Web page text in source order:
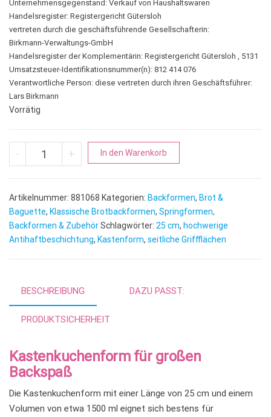
Unternehmensgegenstand: Verkauf von Haushaltswaren
Handelsregister: Registergericht Gütersloh
vertreten durch die geschäftsführende Gesellschafterin:
Birkmann-Verwaltungs-GmbH
Handelsregister der Komplementärin: Registergericht Gütersloh , 5131
Umsatzsteuer-Identifikationsnummer(n): 812 414 076
Verantwortliche Person: diese vertreten durch ihren Geschäftsführer:
Lars Birkmann
Vorrätig
- Kastenform | Kuchenbackform Easy Baking Menge
+ In den Warenkorb
e
r
n
a
v
Artikelnummer: 881068 Kategorien: Backformen, Brot &
Baguette, Klassische Brotbackformen, Springformen,
Backformen & ZubehörSchlagwörter: 25 cm, hochwerige
Antihaftbeschichtung, Kastenform, seitliche Griffflächen
BESCHREIBUNG DAZU PASST:
PRODUKTSICHERHEIT
Kastenkuchenform für großen
Backspaß
Die Kastenkuchenform mit einer Länge von 25 cm und einem
Volumen von etwa 1500 ml eignet sich bestens für